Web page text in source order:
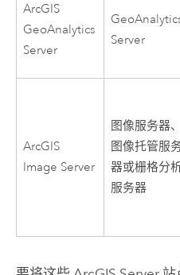
ArcGIS
GeoAnalytics
Server
Server
ArcGIS
Image Server
图像服务器、
图像托管服
器或栅格分
服务器